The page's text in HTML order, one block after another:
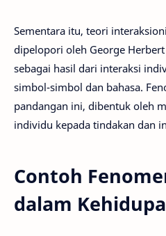
Sementara itu, teori
dipelopori oleh George
sebagai hasil dari interaksi
simbol-simbol dan bahasa.
pandangan ini, dibentuk oleh
individu kepada tindakan dan
Contoh
dalam